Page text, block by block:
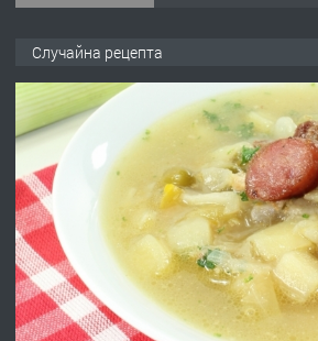
ПРЕДЛАГА Работа за общи
ПРЕДЛАГА
Случайна рецепта